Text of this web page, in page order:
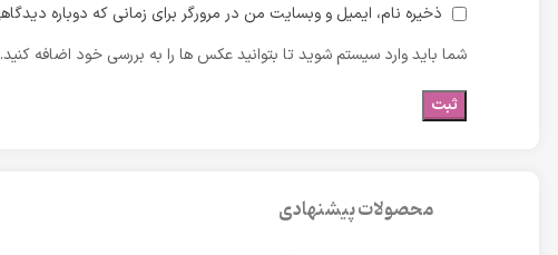
ذخیره نام، ایمیل و وبسایت من در مرورگر برای زمانی که دوباره
شما باید وارد سیستم شوید تا بتوانید عکس ها را به بررسی خود اضافه کنید.
محصولات پیشنهادی